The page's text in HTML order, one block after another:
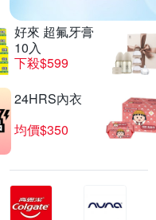
好來 超氟牙膏
10入
下殺$599
24HRS內衣
均價$350